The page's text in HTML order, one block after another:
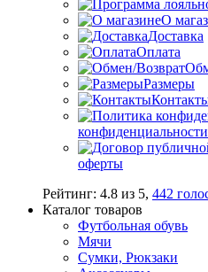
О
Доставка
Оплата
Размеры
конфиденциальности
оферты
Рейтинг: 4.8 из 5, 442
Каталог товаров
Футбольная обувь
Мячи
Сумки, Рюкзаки